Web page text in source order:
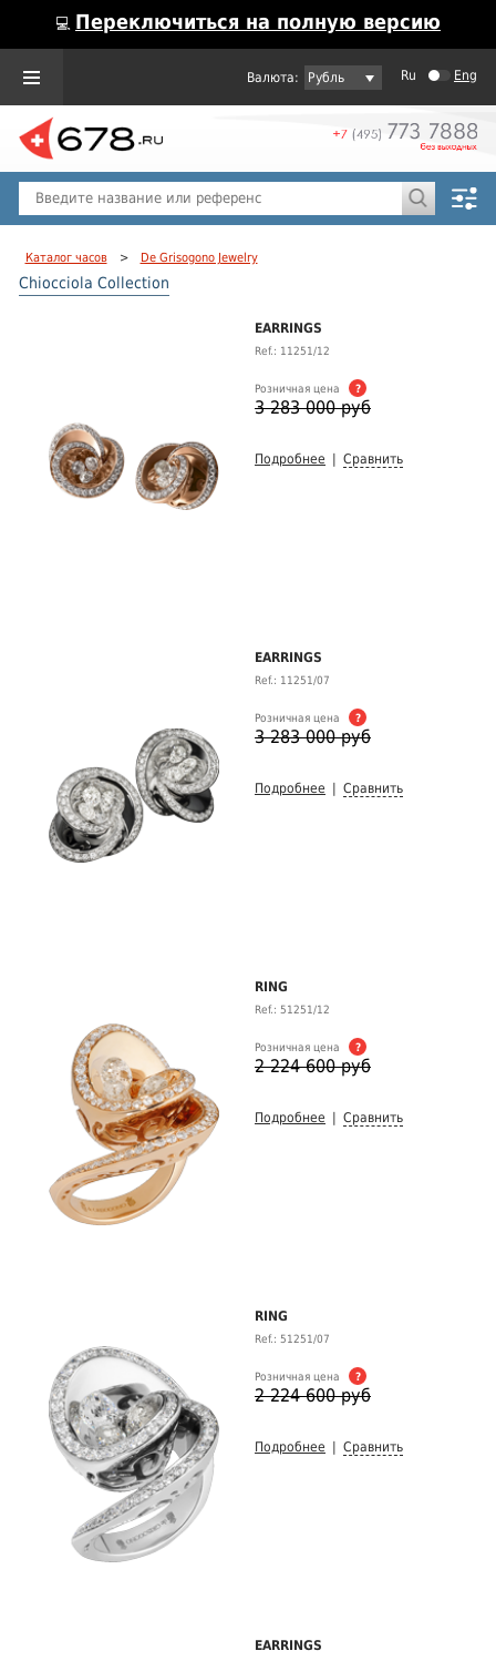
💻 Переключиться на полную версию
Рубль Ru Eng
Каталог часов > De Grisogono Jewelry
Chiocciola Collection
EARRINGS
Ref.: 11251/12
Розничная цена ?
3 283 000 руб
Подробнее Сравнить
EARRINGS
Ref.: 11251/07
Розничная цена ?
3 283 000 руб
Подробнее Сравнить
RING
Ref.: 51251/12
Розничная цена ?
2 224 600 руб
Подробнее Сравнить
RING
Ref.: 51251/07
Розничная цена ?
2 224 600 руб
Подробнее Сравнить
EARRINGS